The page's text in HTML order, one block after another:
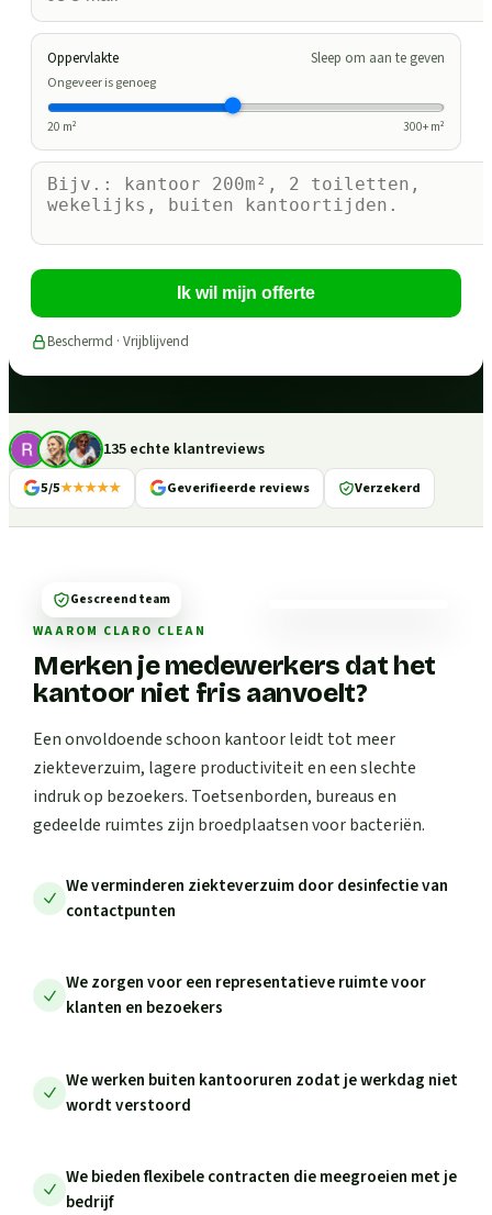
Oppervlakte Sleep om aan te geven
Ongeveer is genoeg
20 m² 300+ m²
Ik wil mijn offerte
Beschermd · Vrijblijvend
135 echte klantreviews
5/5★★★★★ Geverifieerde reviews Verzekerd
WAAROM CLARO CLEAN
Merken je medewerkers dat het
kantoor niet fris aanvoelt?
Een onvoldoende schoon kantoor leidt tot meer
ziekteverzuim, lagere productiviteit en een slechte
indruk op bezoekers. Toetsenborden, bureaus en
gedeelde ruimtes zijn broedplaatsen voor bacteriën.
We verminderen ziekteverzuim door desinfectie van
contactpunten
We zorgen voor een representatieve ruimte voor
klanten en bezoekers
We werken buiten kantooruren zodat je werkdag niet
wordt verstoord
We bieden flexibele contracten die meegroeien met je
bedrijf
Gescreend team